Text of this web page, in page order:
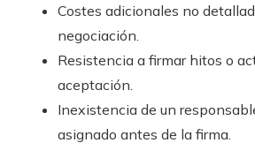
Costes adicionales no
negociación.
Resistencia a firmar hitos o
aceptación.
Inexistencia de un
asignado antes de la firma.